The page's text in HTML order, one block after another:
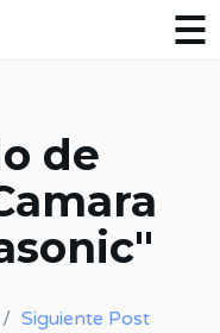
de
Siguiente Post